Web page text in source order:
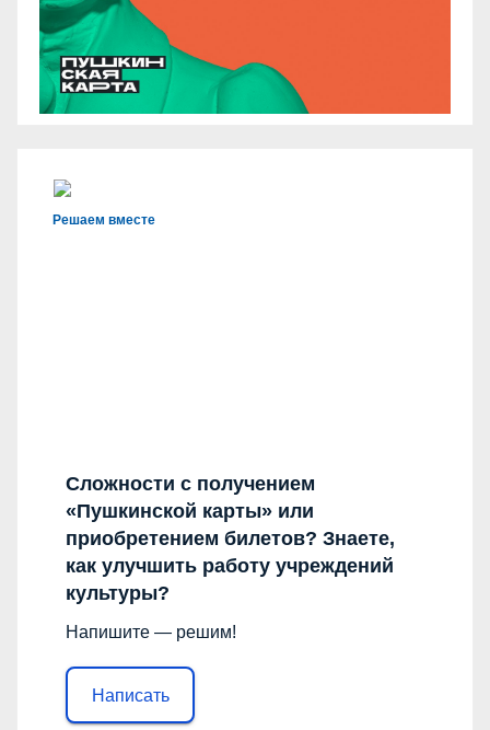
Решаем вместе
Сложности с получением
«Пушкинской карты» или
приобретением билетов? Знаете,
как улучшить работу учреждений
культуры?
Напишите — решим!
Написать